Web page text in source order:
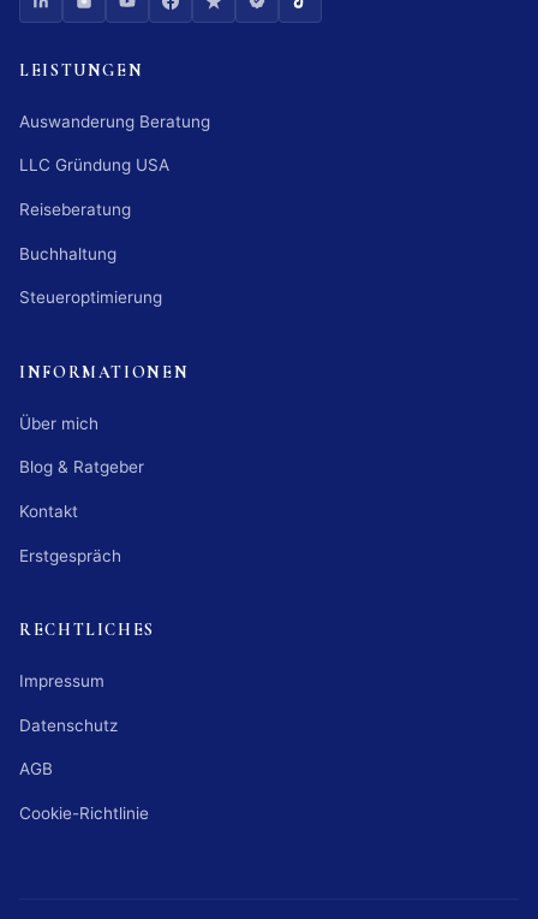
LEISTUNGEN
Auswanderung Beratung
LLC Gründung USA
Reiseberatung
Buchhaltung
Steueroptimierung
INFORMATIONEN
Über mich
Blog & Ratgeber
Kontakt
Erstgespräch
RECHTLICHES
Impressum
Datenschutz
AGB
Cookie-Richtlinie